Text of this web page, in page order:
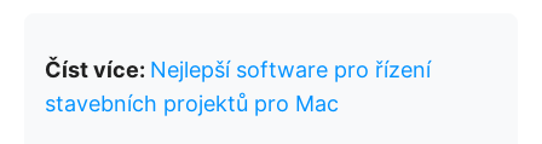
Číst více: Nejlepší software pro řízení
stavebních projektů pro Mac